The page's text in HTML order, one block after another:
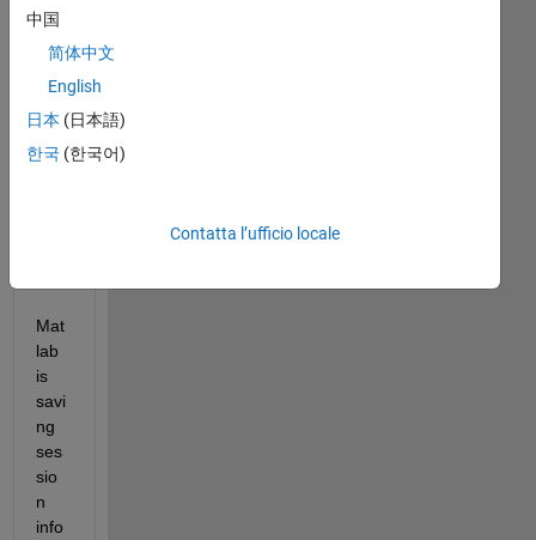
I
Mat
lab
on
ux
Mat
lab
is
savi
ng
ses
sio
n
info
中国
简体中文
English
日本 (日本語)
한국 (한국어)
Contatta l’ufficio locale